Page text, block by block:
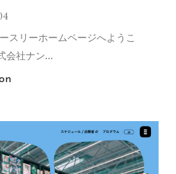
スリーホームページへようこ
会社ナン…